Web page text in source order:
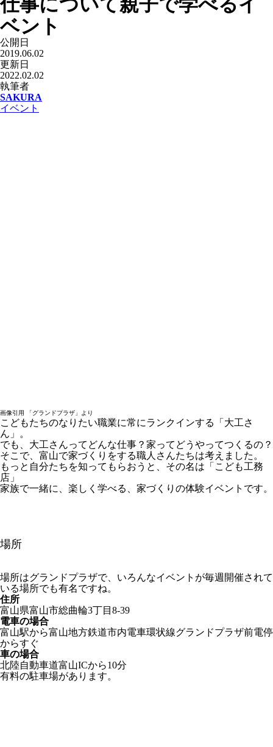
ベント
公開日
2019.06.02
更新日
2022.02.02
執筆者
SAKURA
イベント
画像引用 「グランドプラザ」より
こどもたちのなりたい職業に常にランクインする「大工さ
ん」。
でも、大工さんってどんな仕事？家ってどうやってつくるの？
そこで、富山で家づくりをする職人さんたちは考えました。
もっと自分たちを知ってもらおうと、その名は「こども工務
店」
家族で一緒に、楽しく学べる、家づくりの体験イベントです。
場所
場所はグランドプラザで、いろんなイベントが毎週開催されて
いる場所でも有名ですね。
住所
富山県富山市総曲輪3丁目8-39
電車の場合
富山駅から富山地方鉄道市内電車環状線グランドプラザ前電停
からすぐ
車の場合
北陸自動車道富山ICから10分
有料の駐車場があります。